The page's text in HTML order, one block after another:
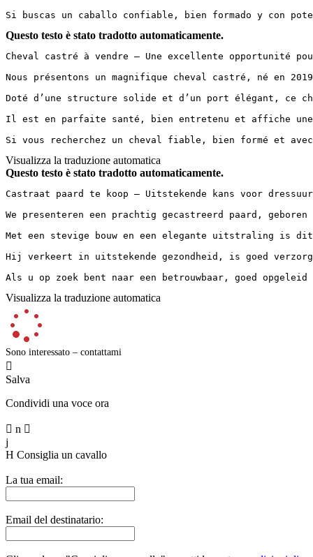
Si buscas un caballo confiable, bien formado y con
Questo testo è stato tradotto automaticamente.
Cheval castré à vendre – Une excellente opportunité
Nous présentons un magnifique cheval castré, né en
Doté d’une structure solide et d’un port élégant, ce
Il est en parfaite santé, bien entretenu et affiche
Si vous recherchez un cheval fiable, bien formé et
Visualizza la traduzione automatica
Questo testo è stato tradotto automaticamente.
Castraat paard te koop – Uitstekende kans voor
We presenteren een prachtig gecastreerd paard,
Met een stevige bouw en een elegante uitstraling is
Hij verkeert in uitstekende gezondheid, is goed
Als u op zoek bent naar een betrouwbaar, goed
Visualizza la traduzione automatica
Sono interessato – contattami

Salva
Condividi una voce ora
 n 
j
H Consiglia un cavallo
La tua email:
Email del destinatario: